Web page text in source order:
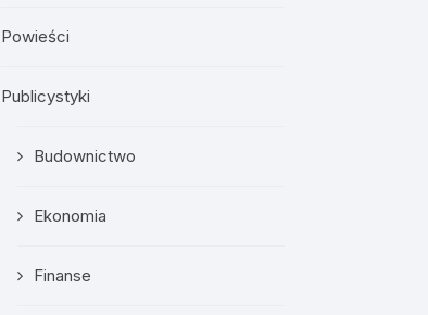
Powieści
Publicystyki
Budownictwo
Ekonomia
Finanse